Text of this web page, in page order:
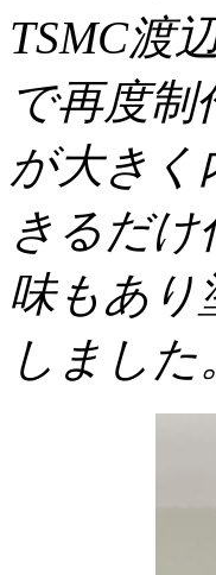
TSMC渡
で再度
が大き
きるだ
味もあり
しました